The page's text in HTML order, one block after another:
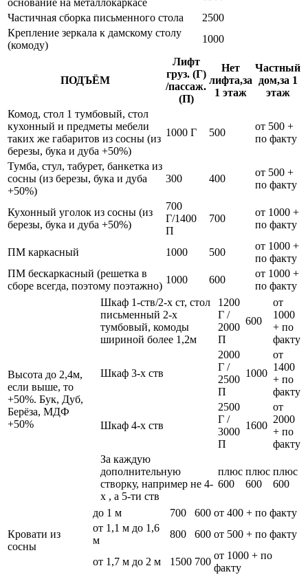
Частичная сборка письменного стола
2500
Крепление зеркала к дамскому столу
(комоду)
1000
ПОДЪЁМ
Лифт
груз. (Г)
/пассаж.
(П)
Нет
лифта,за
1 этаж
Частный
дом,за 1
этаж
Комод, стол 1 тумбовый, стол
кухонный и предметы мебели
таких же габаритов из сосны (из
березы, бука и дуба +50%)
1000 Г 500
от 500 +
по факту
Тумба, стул, табурет, банкетка из
сосны (из березы, бука и дуба
+50%)
300 400
от 500 +
по факту
Кухонный уголок из сосны (из
березы, бука и дуба +50%)
700
Г/1400
П
700
от 1000 +
по факту
ПМ каркасный 1000 500
от 1000 +
по факту
ПМ бескаркасный (решетка в
сборе всегда, поэтому поэтажно)
1000 600
от 1000 +
по факту
Высота до 2,4м,
если выше, то
+50%. Бук, Дуб,
Берёза, МДФ
+50%
Шкаф 1-ств/2-х ст, стол
письменный 2-х
тумбовый, комоды
шириной более 1,2м
1200
Г /
2000
П
600
от
1000
+ по
факту
Шкаф 3-х ств
2000
Г /
2500
П
1000
от
1400
+ по
факту
Шкаф 4-х ств
2500
Г /
3000
П
1600
от
2000
+ по
факту
За каждую
дополнительную
створку, например не 4-
х , а 5-ти ств
плюс
600
плюс
600
плюс
600
Кровати из
сосны
до 1 м 700 600 от 400 + по факту
от 1,1 м до 1,6
м
800 600 от 500 + по факту
от 1,7 м до 2 м 1500 700
от 1000 + по
факту